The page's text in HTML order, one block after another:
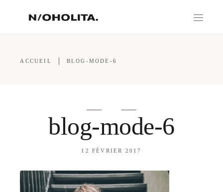
ACCUEIL BLOG-MODE-6
blog-mode-6
12 FÉVRIER 2017